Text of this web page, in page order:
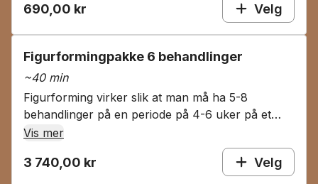
690,00 kr Velg
Figurformingpakke 6 behandlinger
~40 min
Figurforming virker slik at man må ha 5-8
behandlinger på en periode på 4-6 uker på et
område for at det skal bli synlige resultater. Man
vil også trenger å vedlikeholde det ca. annenhver
måned.
Vis mer
3 740,00 kr Velg